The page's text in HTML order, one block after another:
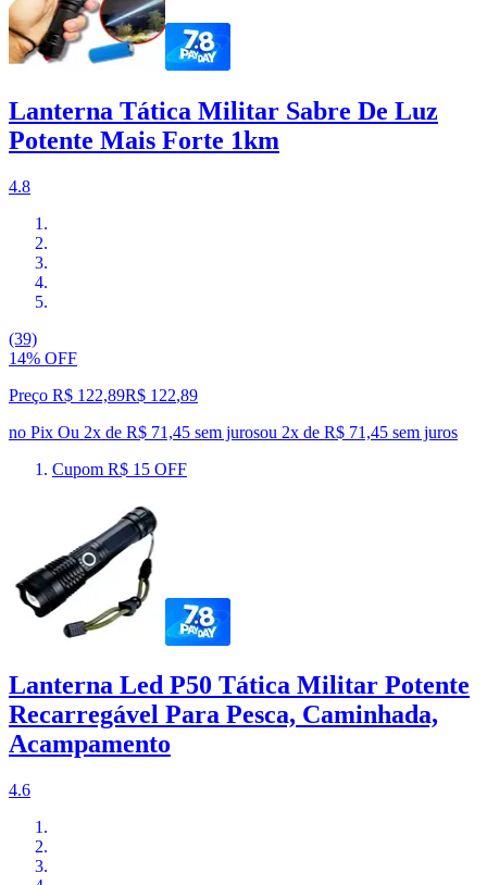
Lanterna Tática Militar Sabre De Luz
Potente Mais Forte 1km
4.8
(39)
14% OFF
Preço R$ 122,89R$ 122,89
no Pix Ou 2x de R$ 71,45 sem jurosou 2x de R$ 71,45 sem juros
Cupom R$ 15 OFF
Lanterna Led P50 Tática Militar Potente
Recarregável Para Pesca, Caminhada,
Acampamento
4.6